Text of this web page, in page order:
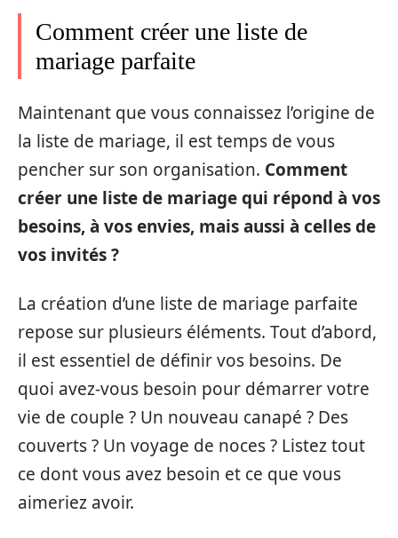
Comment créer une liste de
mariage parfaite
Maintenant que vous connaissez l’origine de
la liste de mariage, il est temps de vous
pencher sur son organisation. Comment
créer une liste de mariage qui répond à vos
besoins, à vos envies, mais aussi à celles de
vos invités ?
La création d’une liste de mariage parfaite
repose sur plusieurs éléments. Tout d’abord,
il est essentiel de définir vos besoins. De
quoi avez-vous besoin pour démarrer votre
vie de couple ? Un nouveau canapé ? Des
couverts ? Un voyage de noces ? Listez tout
ce dont vous avez besoin et ce que vous
aimeriez avoir.